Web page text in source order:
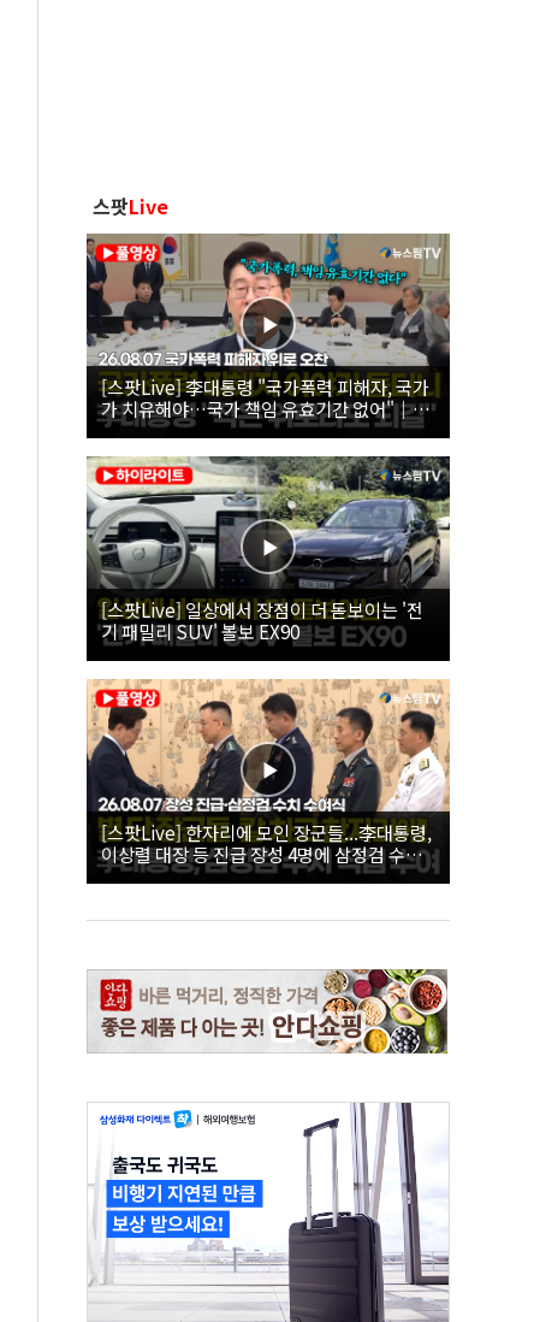
스팟Live
[스팟Live] 李대통령 "국가폭력 피해자, 국가
가 치유해야…국가 책임 유효기간 없어"｜
26.08.07 국가폭력 피해자 위로 오찬
[스팟Live] 일상에서 장점이 더 돋보이는 '전
기 패밀리 SUV' 볼보 EX90
[스팟Live] 한자리에 모인 장군들...李대통령,
이상렬 대장 등 진급 장성 4명에 삼정검 수치
직접 수여｜26.08.07 장성 진급·삼정검 수치